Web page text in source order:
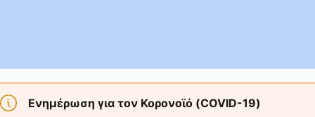
Ενημέρωση για τον Κορονοϊό (COVID-19)